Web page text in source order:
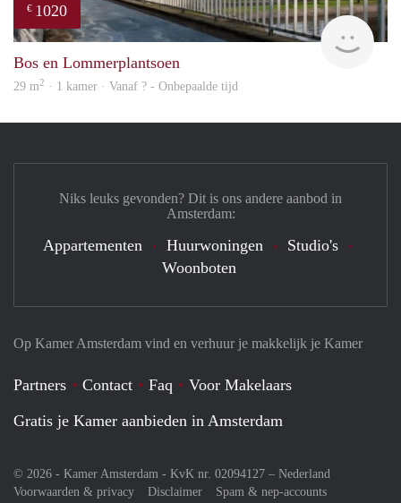
€ 1020
Bos en Lommerplantsoen
29 m2 · 1 kamer · Vanaf ? - Onbepaalde tijd
Op Kamer Amsterdam vind en verhuur je makkelijk je Kamer
Partners Contact Faq
Voor Makelaars
Gratis je Kamer aanbieden in Amsterdam
© 2026 - Kamer Amsterdam - KvK nr. 02094127 – Nederland
Voorwaarden & privacy
Disclaimer Spam & nep-accounts
Niks leuks gevonden? Dit is ons andere aanbod in
Amsterdam:
Appartementen Huurwoningen
Studio's
Woonboten